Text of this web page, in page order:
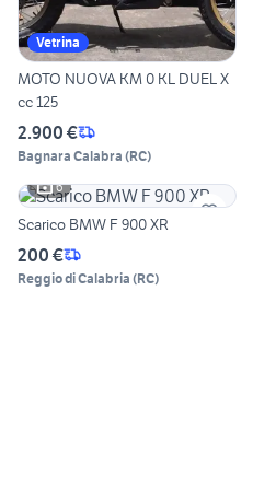
Vetrina
MOTO NUOVA KM 0 KL DUEL X
cc 125
2.900 €
Bagnara Calabra (RC)
6
Scarico BMW F 900 XR
200 €
Reggio di Calabria (RC)